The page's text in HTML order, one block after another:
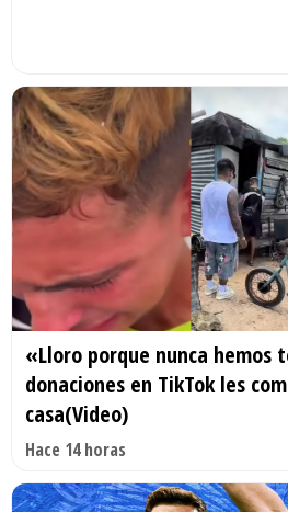
«Lloro porque nunca hemos
donaciones en TikTok les
casa(Video)
Hace 14 horas